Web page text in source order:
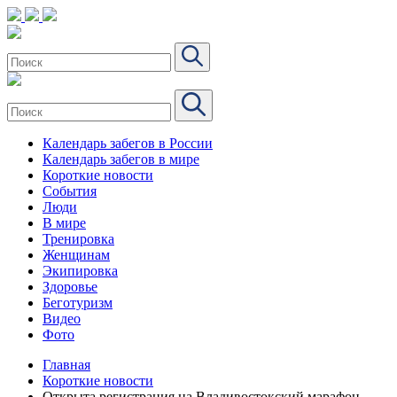
Календарь забегов в России
Календарь забегов в мире
Короткие новости
События
Люди
В мире
Тренировка
Женщинам
Экипировка
Здоровье
Беготуризм
Видео
Фото
Главная
Короткие новости